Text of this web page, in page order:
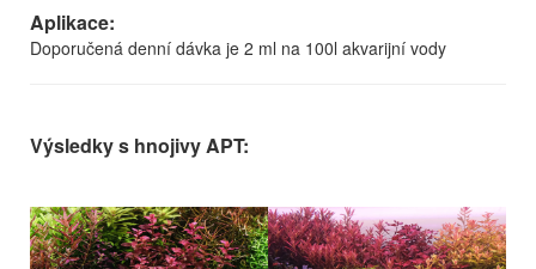
Aplikace:
Doporučená denní dávka je 2 ml na 100l akvarijní vody
Výsledky s hnojivy APT: